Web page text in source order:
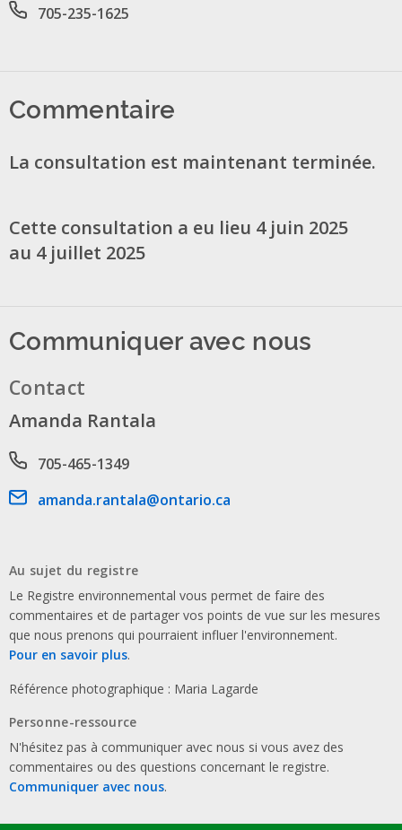
Office phone number
705-235-1625
Commentaire
La consultation est maintenant terminée.
Cette consultation a eu lieu 4 juin 2025
au 4 juillet 2025
Communiquer avec nous
Contact
Amanda Rantala
Phone number
705-465-1349
Email address
amanda.rantala@ontario.ca
Au sujet du registre
Le Registre environnemental vous permet de faire des
commentaires et de partager vos points de vue sur les mesures
que nous prenons qui pourraient influer l'environnement.
Pour en savoir plus.
Référence photographique : Maria Lagarde
Personne-ressource
N'hésitez pas à communiquer avec nous si vous avez des
commentaires ou des questions concernant le registre.
Communiquer avec nous.